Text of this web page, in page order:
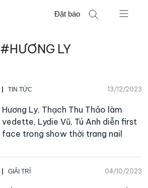
Đặt báo
#HƯƠNG LY
TIN TỨC 13/12/2023
Hương Ly, Thạch Thu Thảo làm
vedette, Lydie Vũ, Tú Anh diễn first
face trong show thời trang nail
GIẢI TRÍ 04/10/2023